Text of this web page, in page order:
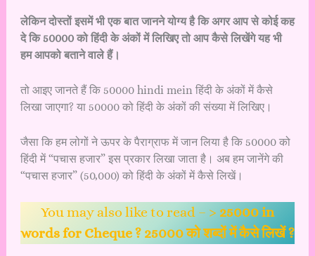
लेकिन दोस्तों इसमें भी एक बात जानने योग्य है कि अगर आप से कोई कह
दे कि 50000 को हिंदी के अंकों में लिखिए तो आप कैसे लिखेंगे यह भी
हम आपको बताने वाले हैं।
तो आइए जानते हैं कि 50000 hindi mein हिंदी के अंकों में कैसे
लिखा जाएगा? या 50000 को हिंदी के अंकों की संख्या में लिखिए।
जैसा कि हम लोगों ने ऊपर के पैराग्राफ में जान लिया है कि 50000 को
हिंदी में “पचास हजार” इस प्रकार लिखा जाता है। अब हम जानेंगे की
“पचास हजार” (50,000) को हिंदी के अंकों में कैसे लिखें।
You may also like to read – > 25000 in
words for Cheque ? 25000 को शब्दों में कैसे लिखें ?